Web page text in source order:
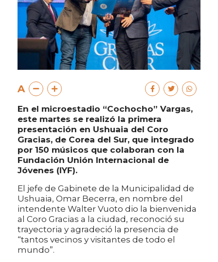
A
En el microestadio “Cochocho” Vargas,
este martes se realizó la primera
presentación en Ushuaia del Coro
Gracias, de Corea del Sur, que integrado
por 150 músicos que colaboran con la
Fundación Unión Internacional de
Jóvenes (IYF).
El jefe de Gabinete de la Municipalidad de
Ushuaia, Omar Becerra, en nombre del
intendente Walter Vuoto dio la bienvenida
al Coro Gracias a la ciudad, reconoció su
trayectoria y agradeció la presencia de
“tantos vecinos y visitantes de todo el
mundo”.